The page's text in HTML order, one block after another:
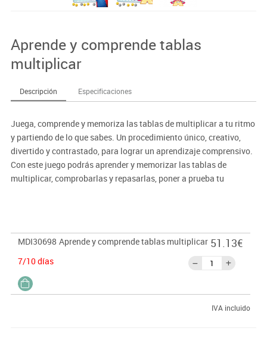
Aprende y comprende tablas
multiplicar
Descripción Especificaciones
Juega, comprende y memoriza las tablas de multiplicar a tu ritmo
y partiendo de lo que sabes. Un procedimiento único, creativo,
divertido y contrastado, para lograr un aprendizaje comprensivo.
Con este juego podrás aprender y memorizar las tablas de
multiplicar, comprobarlas y repasarlas, poner a prueba tu
MDI30698 Aprende y comprende tablas multiplicar
7/10 días
51.13€
IVA incluido